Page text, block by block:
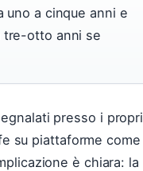
a cinque anni e
tre-otto anni se
presso i propri
su piattaforme come
è chiara: la